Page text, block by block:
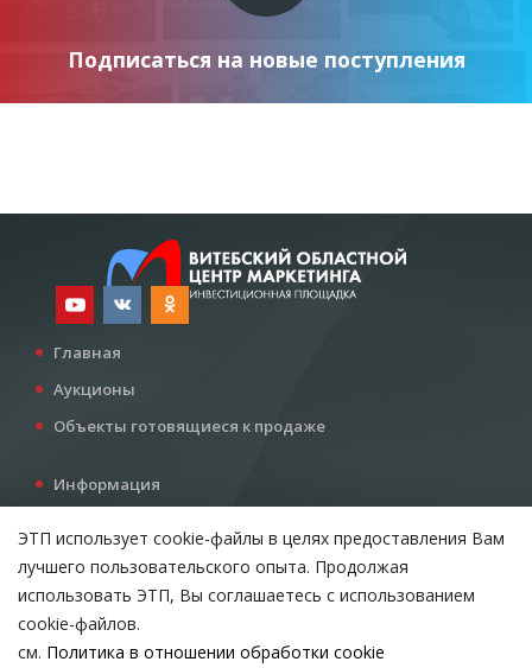
Подписаться на новые поступления
Главная
Аукционы
Объекты готовящиеся к продаже
Информация
Все для инвестора
Контакты
Возникли вопросы?
ЭТП использует cookie-файлы в целях предоставления Вам
лучшего пользовательского опыта. Продолжая
использовать ЭТП, Вы соглашаетесь с использованием
cookie-файлов.
см. Политика в отношении обработки cookie